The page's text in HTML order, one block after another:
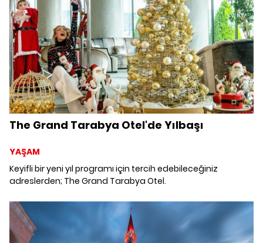
The Grand Tarabya Otel'de Yılbaşı
YAŞAM
Keyifli bir yeni yıl programı için tercih edebileceğiniz
adreslerden; The Grand Tarabya Otel.